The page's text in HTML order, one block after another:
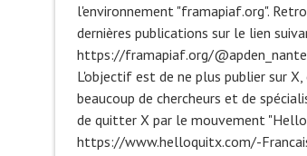
l'environnement "framapiaf.org".
dernières publications sur le lien
https://framapiaf.org/
L'objectif est de ne plus publier sur X,
beaucoup de chercheurs et de
de quitter X par le mouvement
https://www.helloquitx.com/-